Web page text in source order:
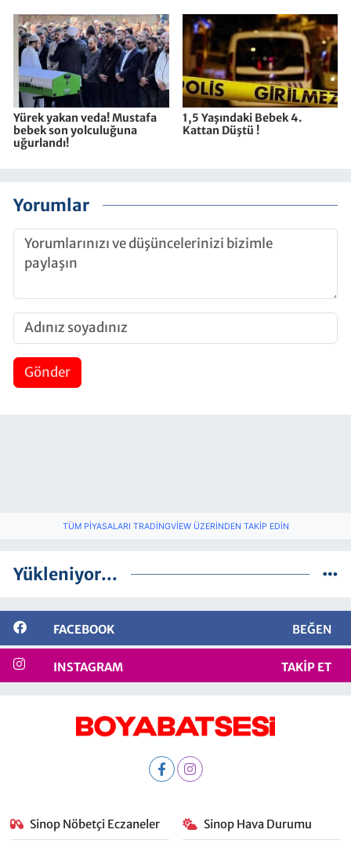
Yürek yakan veda! Mustafa
bebek son yolculuğuna
uğurlandı!
1,5 Yaşındaki Bebek 4.
Kattan Düştü !
Yorumlar
Gönder
TÜM PIYASALARI TRADINGVIEW ÜZERINDEN TAKIP EDIN
Yükleniyor...
FACEBOOK BEĞEN
INSTAGRAM TAKIP ET
Sinop Nöbetçi Eczaneler Sinop Hava Durumu